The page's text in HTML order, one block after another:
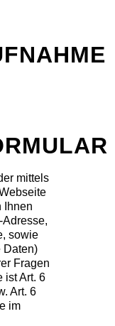
mittels
Ihnen
sowie
Daten)
Fragen
ist Art. 6
Art. 6
im